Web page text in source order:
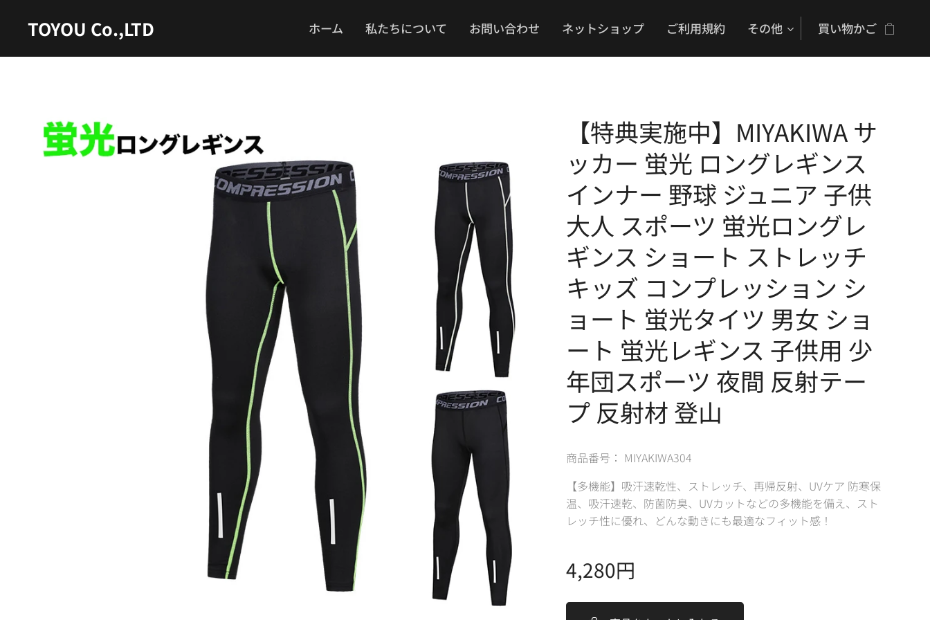
TOYOU Co.,LTD ホーム 私たちについて お問い合わせ ネットショップ ご利用規約 その他 買い物かご
【特典実施中】MIYAKIWA サ
ッカー 蛍光 ロングレギンス
インナー 野球 ジュニア 子供
大人 スポーツ 蛍光ロングレ
ギンス ショート ストレッチ
キッズ コンプレッション シ
ョート 蛍光タイツ 男女 ショ
ート 蛍光レギンス 子供用 少
年団スポーツ 夜間 反射テー
プ 反射材 登山
商品番号： MIYAKIWA304
【多機能】吸汗速乾性、ストレッチ、再帰反射、UVケア 防寒保
温、吸汗速乾、防菌防臭、UVカットなどの多機能を備え、スト
レッチ性に優れ、どんな動きにも最適なフィット感！
4,280円